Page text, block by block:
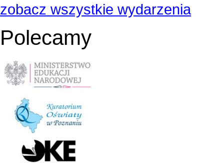
zobacz wszystkie wydarzenia
Polecamy